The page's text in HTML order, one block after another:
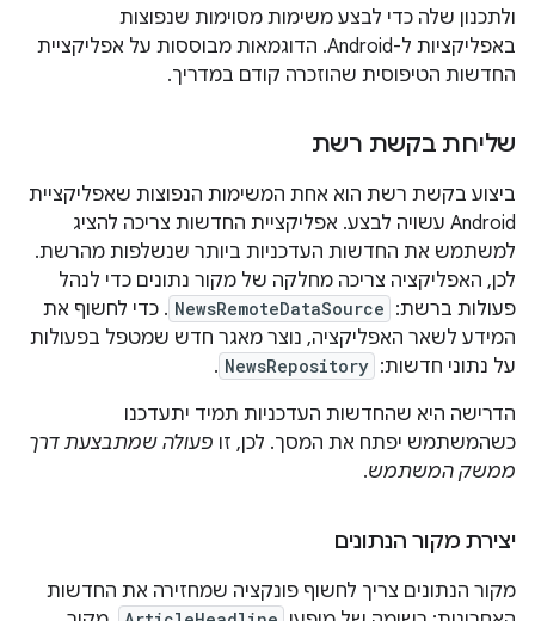
ולתכנון שלה כדי לבצע משימות מסוימות שנפוצות
באפליקציות ל-Android. הדוגמאות מבוססות על אפליקציית
החדשות הטיפוסית שהוזכרה קודם במדריך.
שליחת בקשת רשת
ביצוע בקשת רשת הוא אחת המשימות הנפוצות שאפליקציית
Android עשויה לבצע. אפליקציית החדשות צריכה להציג
למשתמש את החדשות העדכניות ביותר שנשלפות מהרשת.
לכן, האפליקציה צריכה מחלקה של מקור נתונים כדי לנהל
פעולות ברשת: NewsRemoteDataSource . כדי לחשוף את
המידע לשאר האפליקציה, נוצר מאגר חדש שמטפל בפעולות
על נתוני חדשות: NewsRepository
.
הדרישה היא שהחדשות העדכניות תמיד יתעדכנו
כשהמשתמש יפתח את המסך. לכן, זו פעולה שמתבצעת דרך
ממשק המשתמש.
יצירת מקור הנתונים
מקור הנתונים צריך לחשוף פונקציה שמחזירה את החדשות